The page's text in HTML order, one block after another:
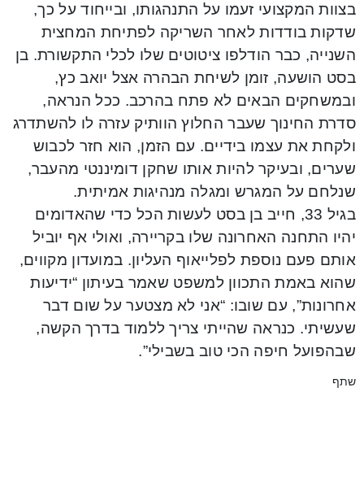
בצוות המקצועי זעמו על התנהגותו, ובייחוד על כך,
שדקות בודדות לאחר השריקה לפתיחת המחצית
השנייה, כבר הודלפו ציטוטים שלו לכלי התקשורת. בן
בסט הושעה, זומן לשיחת הבהרה אצל יואב כץ,
ובמשחקים הבאים לא פתח בהרכב. ככל הנראה,
סדרת החינוך שעבר החלוץ הוותיק עזרה לו להשתדרג
ולקחת את עצמו בידיים. עם הזמן, הוא חזר לכבוש
שערים, ובעיקר להיות אותו שחקן דומיננטי מהעבר,
שנלחם על המגרש ומגלה מנהיגות אמיתית.
בגיל 33, חייב בן בסט לעשות הכל כדי שהאדומים
יהיו התחנה האחרונה שלו בקריירה, ואולי אף יוביל
אותם פעם נוספת לפלייאוף העליון. במועדון מקווים,
שהוא באמת התכוון למשפט שאמר בעיתון “ידיעות
אחרונות”, עם שובו: “אני לא מצטער על שום דבר
שעשיתי. כנראה שהייתי צריך ללמוד בדרך הקשה,
שבהפועל חיפה הכי טוב בשבילי”.
שתף